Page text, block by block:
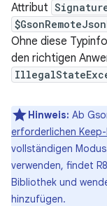
Attribut
Ohne diese
den richtigen
Hinweis: Ab
erforderlichen Keep-
vollständigen
verwenden, findet
Bibliothek und
hinzufügen.